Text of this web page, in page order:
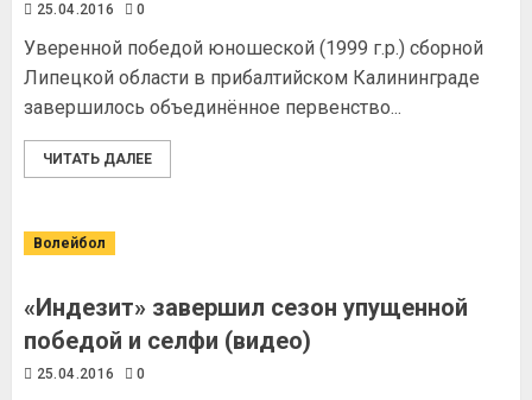
25.04.2016 0
Уверенной победой юношеской (1999 г.р.) сборной
Липецкой области в прибалтийском Калининграде
завершилось объединённое первенство...
ЧИТАТЬ ДАЛЕЕ
Волейбол
«Индезит» завершил сезон упущенной
победой и селфи (видео)
25.04.2016 0